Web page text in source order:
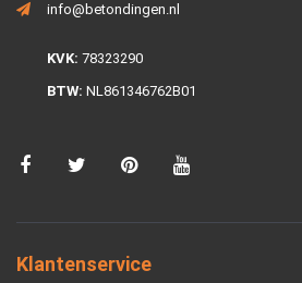
info@betondingen.nl
KVK: 78323290
BTW: NL861346762B01
Klantenservice